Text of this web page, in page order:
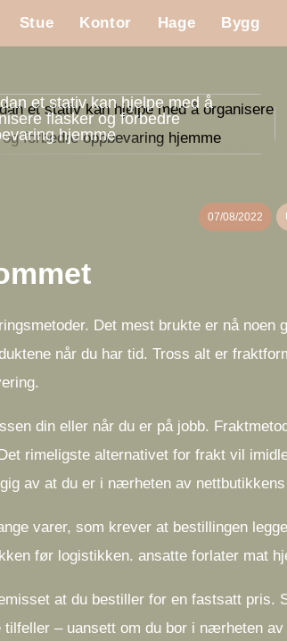
Stue Kontor Hage Bygg
et stativ kan hjelpe med å
flasker og forbedre
hjemme
07/08/2022
Det mest brukte er nå noen
når du har tid. Tross alt er
din eller når du er på jobb.
rimeligste alternativet for frakt vil
av at du er i nærheten av nettbutikkens
varer, som krever at bestillingen
før logistikken. ansatte forlater mat
at du bestiller for en fastsatt pris.
– uansett om du bor i nærheten av